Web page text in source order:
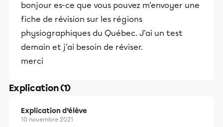
bonjour es-ce que vous pouvez m'envoyer une
fiche de révision sur les régions
physiographiques du Québec. J'ai un test
demain et j'ai besoin de réviser.
merci
Explication (1)
Explication d’élève
10 novembre 2021